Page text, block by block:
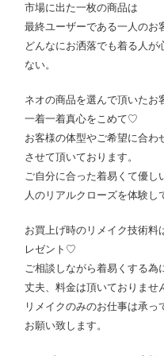
市場に出た一枚の商品は
最終ユーザーである一人のお
どんなにお洒落でも着る人が
ない。
ネオの商品を選んで頂いたお
一着一着真心をこめて♡
お客様の体型やご希望に合わ
させて頂いております。
ご自分に合った着易くて優し
人のリアルクローズを体験し
お買上げ時のリメイク技術料
レゼント♡
ご相談しながら着易くする為
丈夫、料金は頂いておりませ
リメイクのみのお仕事は承っ
お願い致します。